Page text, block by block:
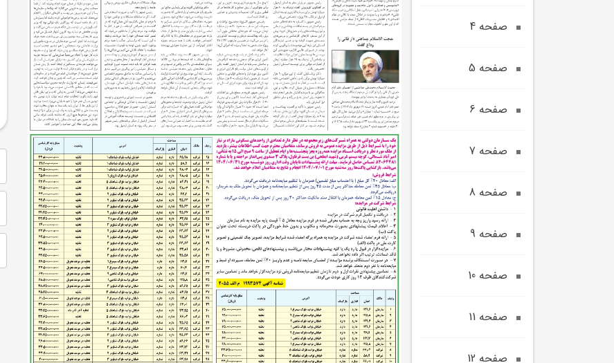
صفحه 4
صفحه 5
صفحه 6
صفحه 7
صفحه 8
صفحه 9
صفحه 10
صفحه 11
صفحه 12